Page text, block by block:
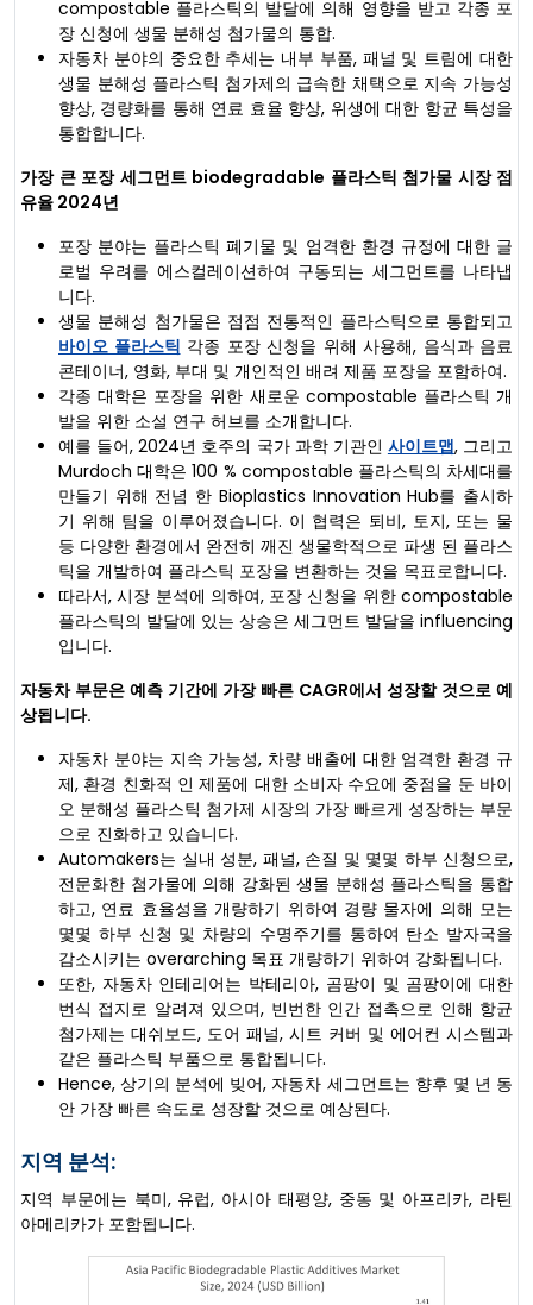
compostable 플라스틱의 발달에 의해 영향을 받고 각종 포
장 신청에 생물 분해성 첨가물의 통합.
자동차 분야의 중요한 추세는 내부 부품, 패널 및 트림에 대한
생물 분해성 플라스틱 첨가제의 급속한 채택으로 지속 가능성
향상, 경량화를 통해 연료 효율 향상, 위생에 대한 항균 특성을
통합합니다.
가장 큰 포장 세그먼트biodegradable 플라스틱 첨가물 시장 점
유율 2024년
포장 분야는 플라스틱 폐기물 및 엄격한 환경 규정에 대한 글
로벌 우려를 에스컬레이션하여 구동되는 세그먼트를 나타냅
니다.
생물 분해성 첨가물은 점점 전통적인 플라스틱으로 통합되고
바이오 플라스틱 각종 포장 신청을 위해 사용해, 음식과 음료
콘테이너, 영화, 부대 및 개인적인 배려 제품 포장을 포함하여.
각종 대학은 포장을 위한 새로운 compostable 플라스틱 개
발을 위한 소설 연구 허브를 소개합니다.
예를 들어, 2024년 호주의 국가 과학 기관인 사이트맵, 그리고
Murdoch 대학은 100 % compostable 플라스틱의 차세대를
만들기 위해 전념 한 Bioplastics Innovation Hub를 출시하
기 위해 팀을 이루어졌습니다. 이 협력은 퇴비, 토지, 또는 물
등 다양한 환경에서 완전히 깨진 생물학적으로 파생 된 플라스
틱을 개발하여 플라스틱 포장을 변환하는 것을 목표로합니다.
따라서, 시장 분석에 의하여, 포장 신청을 위한 compostable
플라스틱의 발달에 있는 상승은 세그먼트 발달을 influencing
입니다.
자동차 부문은 예측 기간에 가장 빠른 CAGR에서 성장할 것으로 예
상됩니다.
자동차 분야는 지속 가능성, 차량 배출에 대한 엄격한 환경 규
제, 환경 친화적 인 제품에 대한 소비자 수요에 중점을 둔 바이
오 분해성 플라스틱 첨가제 시장의 가장 빠르게 성장하는 부문
으로 진화하고 있습니다.
Automakers는 실내 성분, 패널, 손질 및 몇몇 하부 신청으로,
전문화한 첨가물에 의해 강화된 생물 분해성 플라스틱을 통합
하고, 연료 효율성을 개량하기 위하여 경량 물자에 의해 모는
몇몇 하부 신청 및 차량의 수명주기를 통하여 탄소 발자국을
감소시키는 overarching 목표 개량하기 위하여 강화됩니다.
또한, 자동차 인테리어는 박테리아, 곰팡이 및 곰팡이에 대한
번식 접지로 알려져 있으며, 빈번한 인간 접촉으로 인해 항균
첨가제는 대쉬보드, 도어 패널, 시트 커버 및 에어컨 시스템과
같은 플라스틱 부품으로 통합됩니다.
Hence, 상기의 분석에 빚어, 자동차 세그먼트는 향후 몇 년 동
안 가장 빠른 속도로 성장할 것으로 예상된다.
지역 분석:
지역 부문에는 북미, 유럽, 아시아 태평양, 중동 및 아프리카, 라틴
아메리카가 포함됩니다.